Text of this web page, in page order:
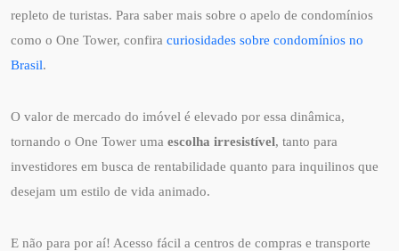
repleto de turistas. Para saber mais sobre o apelo de condomínios
como o One Tower, confira curiosidades sobre condomínios no
Brasil.
O valor de mercado do imóvel é elevado por essa dinâmica,
tornando o One Tower uma escolha irresistível, tanto para
investidores em busca de rentabilidade quanto para inquilinos que
desejam um estilo de vida animado.
E não para por aí! Acesso fácil a centros de compras e transporte